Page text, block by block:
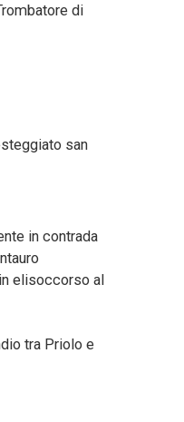
di
san
in contrada
elisoccorso al
tra Priolo e